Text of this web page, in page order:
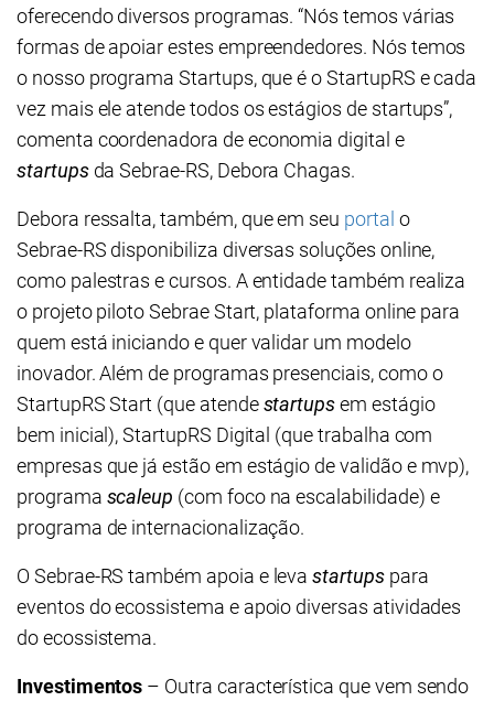
oferecendo diversos programas. “Nós temos várias
formas de apoiar estes empreendedores. Nós temos
o nosso programa Startups, que é o StartupRS e cada
vez mais ele atende todos os estágios de startups”,
comenta coordenadora de economia digital e
startupsda Sebrae-RS, Debora Chagas.
Debora ressalta, também, que em seu portal o
Sebrae-RS disponibiliza diversas soluções online,
como palestras e cursos. A entidade também realiza
o projeto piloto Sebrae Start, plataforma online para
quem está iniciando e quer validar um modelo
inovador. Além de programas presenciais, como o
StartupRS Start (que atendestartupsem estágio
bem inicial), StartupRS Digital (que trabalha com
empresas que já estão em estágio de validão e mvp),
programa scaleup (com foco na escalabilidade) e
programa de internacionalização.
O Sebrae-RS também apoia e levastartupspara
eventos do ecossistema e apoio diversas atividades
do ecossistema.
Investimentos – Outra característica que vem sendo